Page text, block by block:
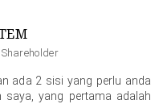
Shareholder
ada 2 sisi yang perlu anda
saya, yang pertama adalah